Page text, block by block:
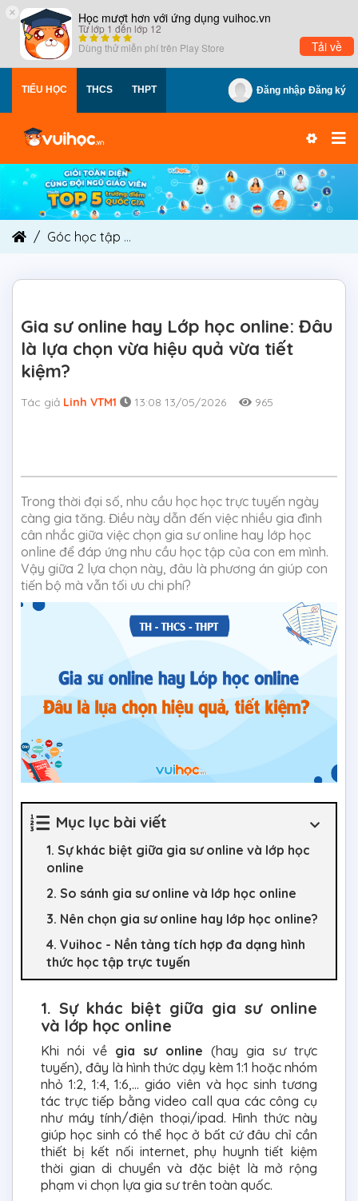
× Học mượt hơn với ứng dụng vuihoc.vn
Từ lớp 1 đến lớp 12
Dùng thử miễn phí trên Play Store Tải về
TIỂU HỌC THCS THPT Đăng nhập Đăng ký
Góc học tập
Gia sư online hay Lớp học online: Đâu
là lựa chọn vừa hiệu quả vừa tiết
kiệm?
Tác giả Linh VTM1 13:08 13/05/2026 965
Trong thời đại số, nhu cầu học học trực tuyến ngày
càng gia tăng. Điều này dẫn đến việc nhiều gia đình
cân nhắc giữa việc chọn gia sư online hay lớp học
online để đáp ứng nhu cầu học tập của con em mình.
Vậy giữa 2 lựa chọn này, đâu là phương án giúp con
tiến bộ mà vẫn tối ưu chi phí?
Mục lục bài viết
1. Sự khác biệt giữa gia sư online và lớp học
online
2. So sánh gia sư online và lớp học online
3. Nên chọn gia sư online hay lớp học online?
4. Vuihoc - Nền tảng tích hợp đa dạng hình
thức học tập trực tuyến
1. Sự khác biệt giữa gia sư online
và lớp học online
Khi nói về gia sư online (hay gia sư trực
tuyến), đây là hình thức dạy kèm 1:1 hoặc nhóm
nhỏ 1:2, 1:4, 1:6,... giáo viên và học sinh tương
tác trực tiếp bằng video call qua các công cụ
như máy tính/điện thoại/ipad. Hình thức này
giúp học sinh có thể học ở bất cứ đâu chỉ cần
thiết bị kết nối internet, phụ huynh tiết kiệm
thời gian di chuyển và đặc biệt là mở rộng
phạm vi chọn lựa gia sư trên toàn quốc.